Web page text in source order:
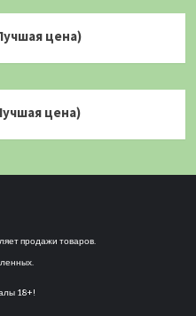
цена)
цена)
продажи товаров.
18+!